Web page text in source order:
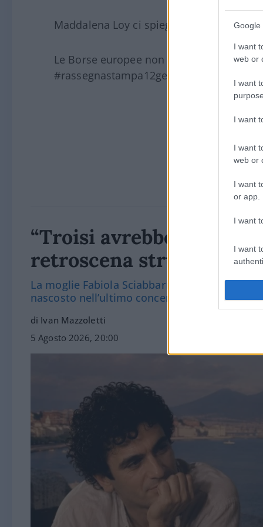
Google
I want
web or
I want
I want
I want
web or
I want
or app.
I want
I want
Maddalena Loy ci spiega perchè sono
Le Borse europee non valgono più una
#rassegnastampa12gen25
“Troisi avrebbe salvato
retroscena struggente
La moglie Fabiola Sciabbarrasi racconta il
nascosto nell’ultimo concerto del cantautore
di Ivan Mazzoletti
5 Agosto 2026, 20:00